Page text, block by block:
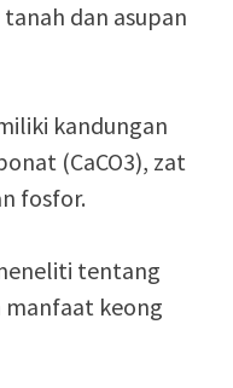
dan asupan
kandungan
(CaCO3), zat
fosfor.
tentang
keong